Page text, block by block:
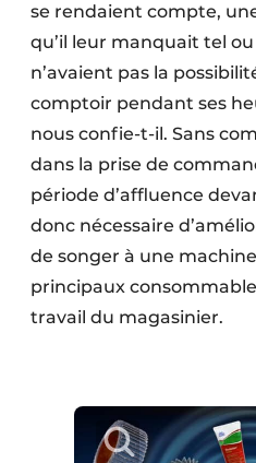
se rendaient compte,
qu’il leur manquait tel
n’avaient pas la
comptoir pendant ses
nous confie-t-il. Sans
dans la prise de
période d’affluence
donc nécessaire
de songer à une
principaux
travail du magasinier.